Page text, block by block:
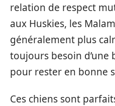
relation de respect
aux Huskies, les
généralement plus
toujours besoin d’une
pour rester en bonne
Ces chiens sont